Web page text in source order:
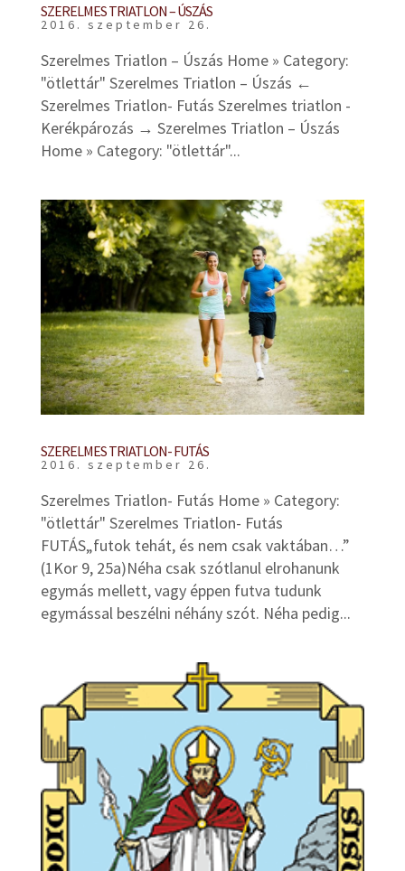
SZERELMES TRIATLON – ÚSZÁS
2016. szeptember 26.
Szerelmes Triatlon – Úszás Home » Category:
"ötlettár" Szerelmes Triatlon – Úszás ←
Szerelmes Triatlon- Futás Szerelmes triatlon -
Kerékpározás → Szerelmes Triatlon – Úszás
Home » Category: "ötlettár"...
SZERELMES TRIATLON- FUTÁS
2016. szeptember 26.
Szerelmes Triatlon- Futás Home » Category:
"ötlettár" Szerelmes Triatlon- Futás
FUTÁS„futok tehát, és nem csak vaktában…”
(1Kor 9, 25a)Néha csak szótlanul elrohanunk
egymás mellett, vagy éppen futva tudunk
egymással beszélni néhány szót. Néha pedig...